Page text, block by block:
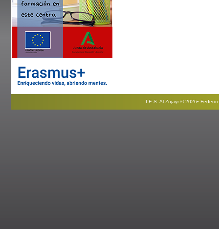
I.E.S. Al-Zujayr © 2026•